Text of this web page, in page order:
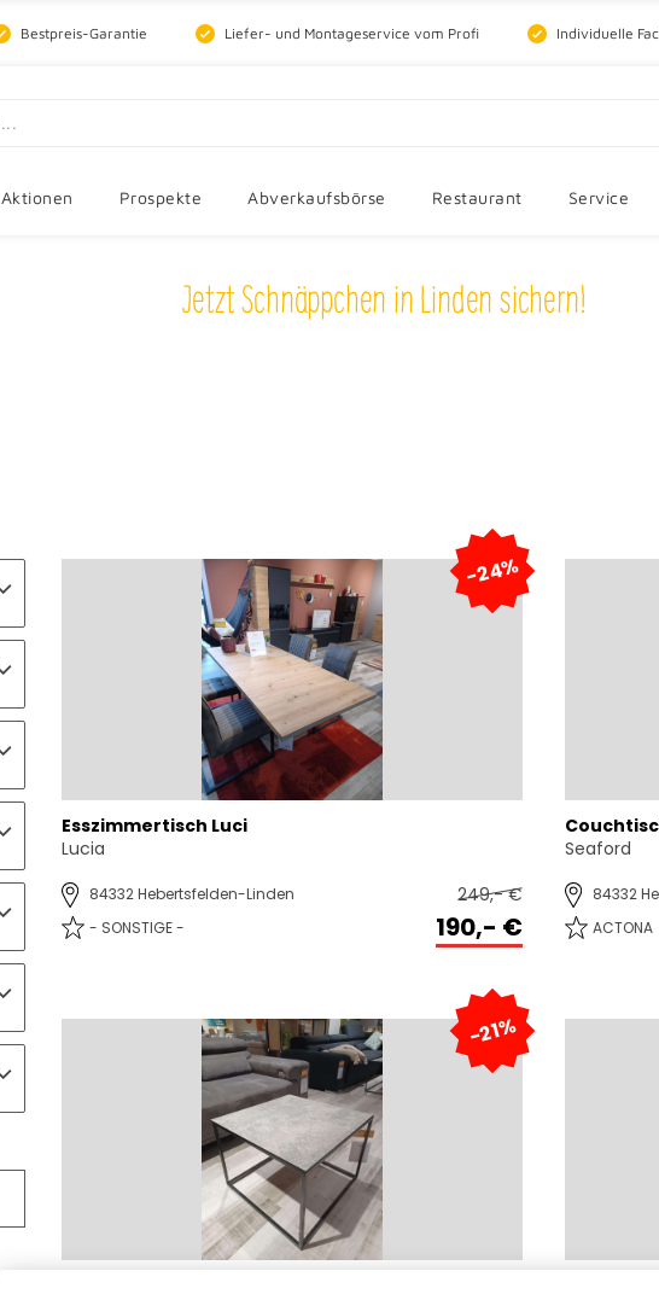
Bestpreis-Garantie Liefer- und Montageservice vom Profi Individuelle
Aktionen Prospekte Abverkaufsbörse Restaurant Service
Jetzt Schnäppchen in Linden sichern!